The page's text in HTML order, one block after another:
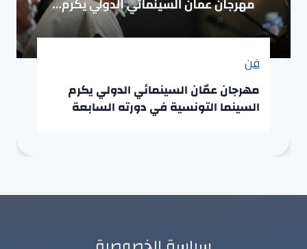
فن
مهرجان عمّان السينمائي الدولي يكرم
السينما التونسية في دورته السابعة